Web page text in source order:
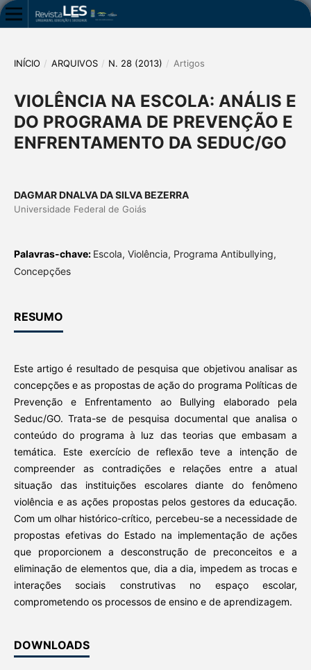
INÍCIO / ARQUIVOS / N. 28 (2013) / Artigos
VIOLÊNCIA NA ESCOLA: ANÁLIS E
DO PROGRAMA DE PREVENÇÃO E
ENFRENTAMENTO DA SEDUC/GO
DAGMAR DNALVA DA SILVA BEZERRA
Universidade Federal de Goiás
Palavras-chave: Escola, Violência, Programa Antibullying,
Concepções
RESUMO
Este artigo é resultado de pesquisa que objetivou analisar as
concepções e as propostas de ação do programa Políticas de
Prevenção e Enfrentamento ao Bullying elaborado pela
Seduc/GO. Trata-se de pesquisa documental que analisa o
conteúdo do programa à luz das teorias que embasam a
temática. Este exercício de reflexão teve a intenção de
compreender as contradições e relações entre a atual
situação das instituições escolares diante do fenômeno
violência e as ações propostas pelos gestores da educação.
Com um olhar histórico-crítico, percebeu-se a necessidade de
propostas efetivas do Estado na implementação de ações
que proporcionem a desconstrução de preconceitos e a
eliminação de elementos que, dia a dia, impedem as trocas e
interações sociais construtivas no espaço escolar,
comprometendo os processos de ensino e de aprendizagem.
DOWNLOADS